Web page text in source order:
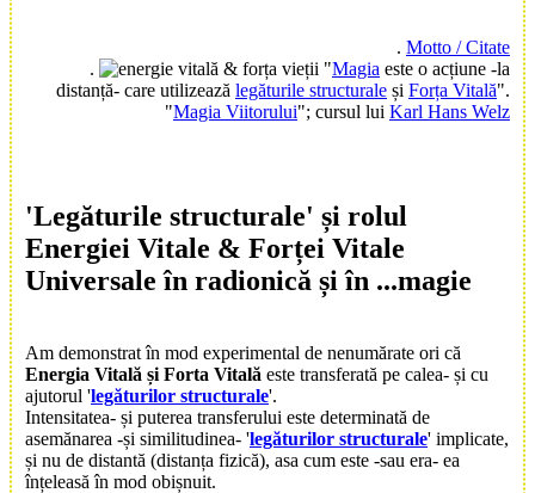
. Motto / Citate
.
"Magia este o acțiune -la
distanță- care utilizează legăturile structurale și Forța Vitală".
"Magia Viitorului"; cursul lui Karl Hans Welz
'Legăturile structurale' și rolul
Energiei Vitale & Forței Vitale
Universale în radionică și în ...magie
Am demonstrat în mod experimental de nenumărate ori că
Energia Vitală și Forta Vitală este transferată pe calea- și cu
ajutorul 'legăturilor structurale'.
Intensitatea- și puterea transferului este determinată de
asemănarea -și similitudinea- 'legăturilor structurale' implicate,
și nu de distantă (distanța fizică), asa cum este -sau era- ea
înțeleasă în mod obișnuit.